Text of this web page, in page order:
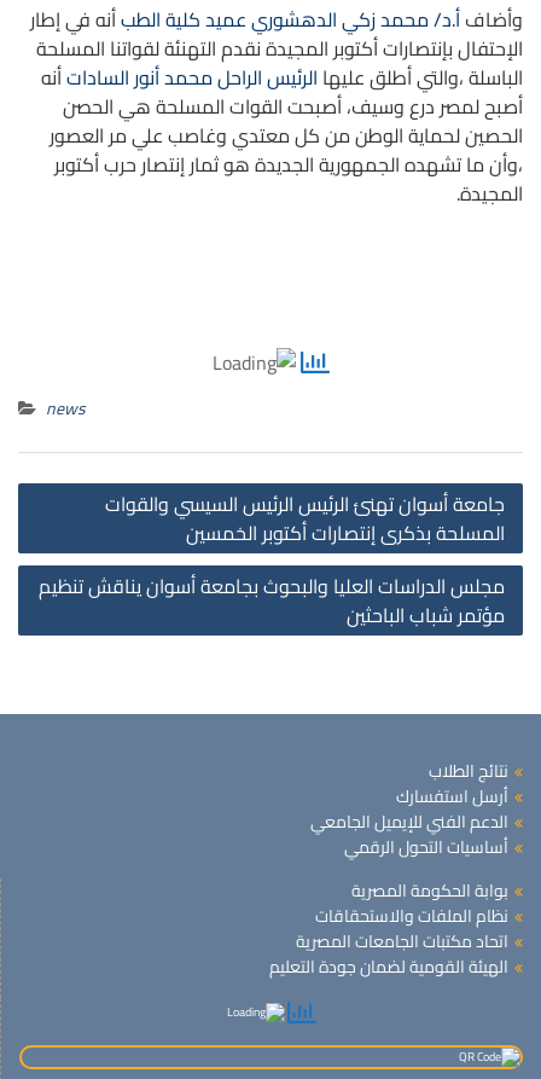
وأضافأ.د/ محمد زكي الدهشوري عميد كلية الطبأنه في إطار
الإحتفال بإنتصارات أكتوبر المجيدة نقدم التهنئة لقواتنا المسلحة
الباسلة ،والتي أطلق عليها الرئيس الراحل محمد أنور الساداتأنه
أصبح لمصر درع وسيف، أصبحت القوات المسلحة هي الحصن
الحصين لحماية الوطن من كل معتدي وغاصب علي مر العصور
،وأن ما تشهده الجمهورية الجديدة هو ثمار إنتصار حرب أكتوبر
المجيدة.
news
جامعة أسوان تهنئ الرئيس الرئيس السيسي والقوات
المسلحة بذكرى إنتصارات أكتوبر الخمسين
مجلس الدراسات العليا والبحوث بجامعة أسوان يناقش تنظيم
مؤتمر شباب الباحثين
نتائج الطلاب
أرسل استفسارك
الدعم الفني للإيميل الجامعي
أساسيات التحول الرقمي
بوابة الحكومة المصرية
نظام الملفات والاستحقاقات
اتحاد مكتبات الجامعات المصرية
الهيئة القومية لضمان جودة التعليم